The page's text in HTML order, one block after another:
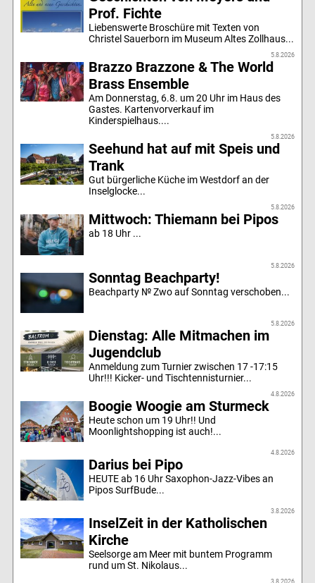
Prof. Fichte
Liebenswerte Broschüre mit Texten von
Christel Sauerborn im Museum Altes Zollhaus...
5.8.2026
Brazzo Brazzone & The World
Brass Ensemble
Am Donnerstag, 6.8. um 20 Uhr im Haus des
Gastes. Kartenvorverkauf im
Kinderspielhaus....
5.8.2026
Seehund hat auf mit Speis und
Trank
Gut bürgerliche Küche im Westdorf an der
Inselglocke...
5.8.2026
Mittwoch: Thiemann bei Pipos
ab 18 Uhr ...
5.8.2026
Sonntag Beachparty!
Beachparty № Zwo auf Sonntag verschoben...
5.8.2026
Dienstag: Alle Mitmachen im
Jugendclub
Anmeldung zum Turnier zwischen 17 -17:15
Uhr!!! Kicker- und Tischtennisturnier...
4.8.2026
Boogie Woogie am Sturmeck
Heute schon um 19 Uhr!! Und
Moonlightshopping ist auch!...
4.8.2026
Darius bei Pipo
HEUTE ab 16 Uhr Saxophon-Jazz-Vibes an
Pipos SurfBude...
3.8.2026
InselZeit in der Katholischen
Kirche
Seelsorge am Meer mit buntem Programm
rund um St. Nikolaus...
3.8.2026